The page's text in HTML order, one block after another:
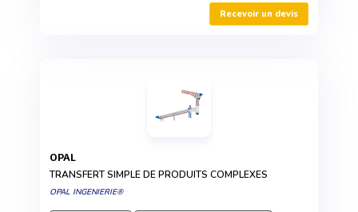
Recevoir un devis
OPAL
TRANSFERT SIMPLE DE PRODUITS COMPLEXES
OPAL INGENIERIE®